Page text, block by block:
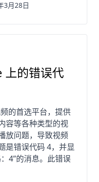
3月28日
上的错误代
的首选平台，提供
容等各种类型的视
放问题，导致视频
是错误代码 4，并显
4”的消息。此错误